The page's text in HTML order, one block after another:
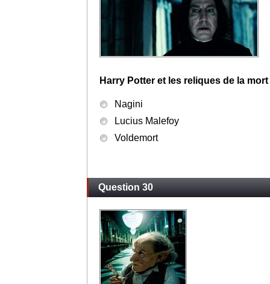
Harry Potter et les reliques de la
Nagini
Lucius Malefoy
Voldemort
Question 30